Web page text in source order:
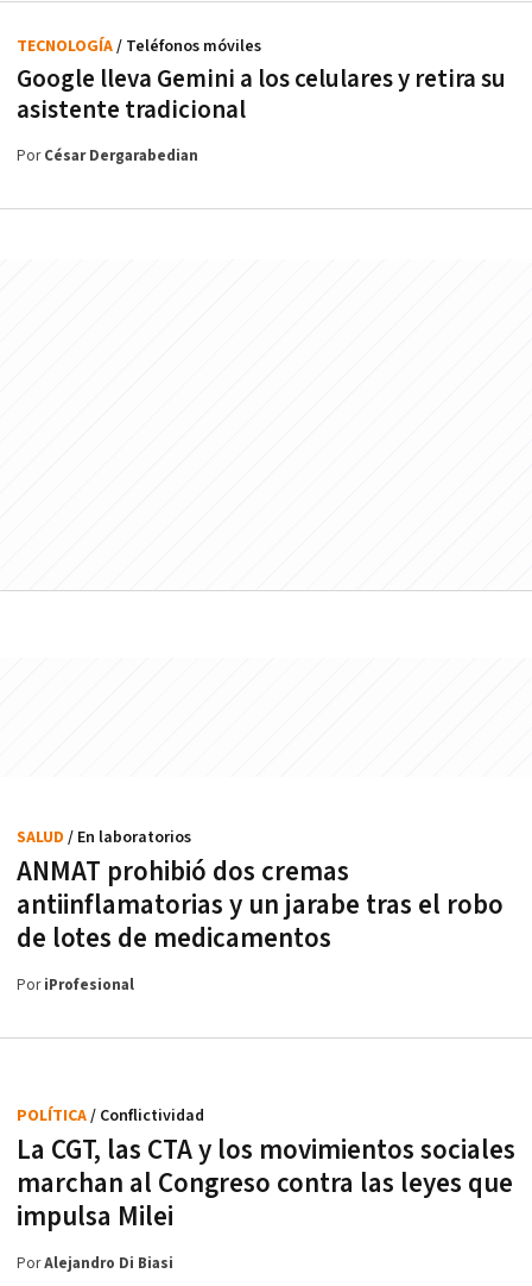
Google lleva Gemini a los celulares y retira su
asistente tradicional
TECNOLOGÍA/ Teléfonos móviles
PorCésar Dergarabedian
ANMAT prohibió dos cremas
antiinflamatorias y un jarabe tras el robo
de lotes de medicamentos
SALUD / En laboratorios
PoriProfesional
La CGT, las CTA y los movimientos sociales
marchan al Congreso contra las leyes que
impulsa Milei
POLÍTICA/ Conflictividad
PorAlejandro Di Biasi